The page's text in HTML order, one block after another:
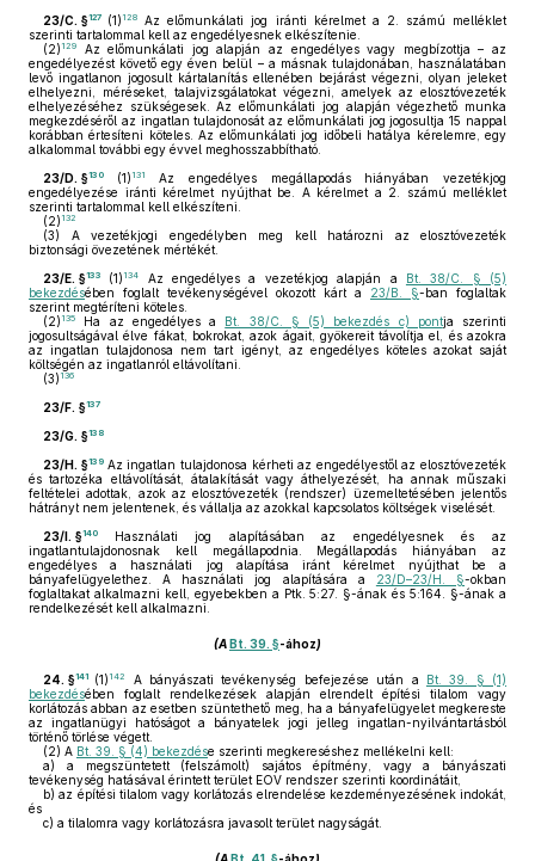
23/C. §127 (1) 128
Az előmunkálati jog iránti kérelmet a 2. számú melléklet
szerinti tartalommal kell az engedélyesnek elkészítenie.
(2) 129
Az előmunkálati jog alapján az engedélyes vagy megbízottja – az
engedélyezést követő egy éven belül – a másnak tulajdonában, használatában
levő ingatlanon jogosult kártalanítás ellenében bejárást végezni, olyan jeleket
elhelyezni, méréseket, talajvizsgálatokat végezni, amelyek az elosztóvezeték
elhelyezéséhez szükségesek. Az előmunkálati jog alapján végezhető munka
megkezdéséről az ingatlan tulajdonosát az előmunkálati jog jogosultja 15 nappal
korábban értesíteni köteles. Az előmunkálati jog időbeli hatálya kérelemre, egy
alkalommal további egy évvel meghosszabbítható.
23/D. §130 (1) 131
Az engedélyes megállapodás hiányában vezetékjog
engedélyezése iránti kérelmet nyújthat be. A kérelmet a 2. számú melléklet
szerinti tartalommal kell elkészíteni.
(2) 132
(3) A vezetékjogi engedélyben meg kell határozni az elosztóvezeték
biztonsági övezetének mértékét.
23/E. §133 (1) 134 Az engedélyes a vezetékjog alapján a Bt. 38/C. § (5)
bekezdésében foglalt tevékenységével okozott kárt a 23/B. §-ban foglaltak
szerint megtéríteni köteles.
(2) 135 Ha az engedélyes a Bt. 38/C. § (5) bekezdés c) pontja szerinti
jogosultságával élve fákat, bokrokat, azok ágait, gyökereit távolítja el, és azokra
az ingatlan tulajdonosa nem tart igényt, az engedélyes köteles azokat saját
költségén az ingatlanról eltávolítani.
(3) 136
23/F. §137
23/G. §138
23/H. §139 Az ingatlan tulajdonosa kérheti az engedélyestől az elosztóvezeték
és tartozéka eltávolítását, átalakítását vagy áthelyezését, ha annak műszaki
feltételei adottak, azok az elosztóvezeték (rendszer) üzemeltetésében jelentős
hátrányt nem jelentenek, és vállalja az azokkal kapcsolatos költségek viselését.
23/I. §140
Használati jog alapításában az engedélyesnek és az
ingatlantulajdonosnak kell megállapodnia. Megállapodás hiányában az
engedélyes a használati jog alapítása iránt kérelmet nyújthat be a
bányafelügyelethez. A használati jog alapítására a 23/D–23/H. §-okban
foglaltakat alkalmazni kell, egyebekben a Ptk. 5:27. §-ának és 5:164. §-ának a
rendelkezését kell alkalmazni.
(ABt. 39. §-ához)
24. §141 (1) 142 A bányászati tevékenység befejezése után a Bt. 39. § (1)
bekezdésében foglalt rendelkezések alapján elrendelt építési tilalom vagy
korlátozás abban az esetben szüntethető meg, ha a bányafelügyelet megkereste
az ingatlanügyi hatóságot a bányatelek jogi jelleg ingatlan-nyilvántartásból
történő törlése végett.
(2) A Bt. 39. § (4) bekezdése szerinti megkereséshez mellékelni kell:
a) a megszüntetett (felszámolt) sajátos építmény, vagy a bányászati
tevékenység hatásával érintett terület EOV rendszer szerinti koordinátáit,
b) az építési tilalom vagy korlátozás elrendelése kezdeményezésének indokát,
és
c) a tilalomra vagy korlátozásra javasolt terület nagyságát.